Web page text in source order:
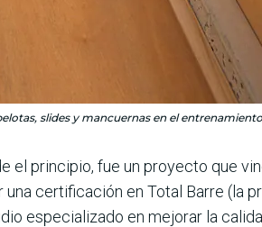
slides y mancuernas en el entrenamiento
el principio, fue un proyecto que
certifi­cación en Total Barre (la
especializado en mejorar la